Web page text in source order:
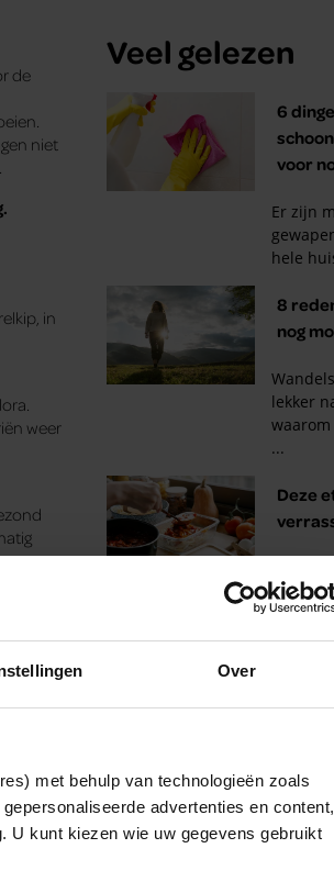
Over
met behulp van technologieën zoals
advertenties en content,
U kunt kiezen wie uw gegevens gebruikt
de
niet
in
weer